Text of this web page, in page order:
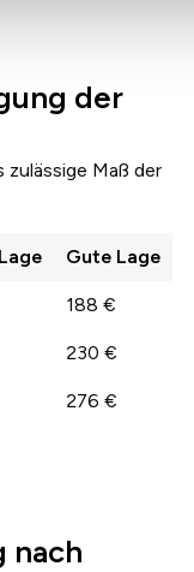
der
Maß der
Gute Lage
188 €
230 €
276 €
nach